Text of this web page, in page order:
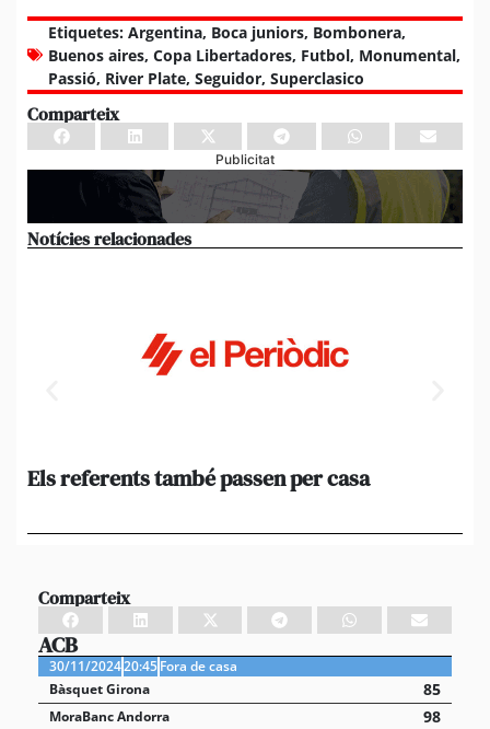
Etiquetes: Argentina, Boca juniors, Bombonera,
Buenos aires, Copa Libertadores, Futbol, Monumental,
Passió, River Plate, Seguidor, Superclasico
Comparteix
Publicitat
Notícies relacionades
Els referents també passen per casa
Comparteix
ACB
30/11/202420:45Fora de casa
Bàsquet Girona
85
MoraBanc Andorra 98